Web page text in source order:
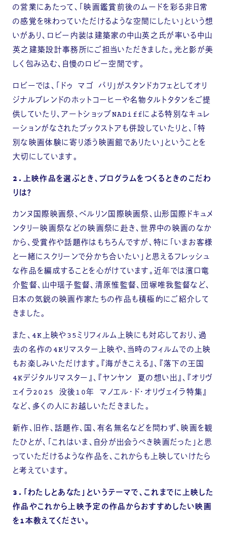
の営業にあたって、「映画鑑賞前後のムードを彩る非日常
の感覚を味わっていただけるような空間にしたい」という想
いがあり、ロビー内装は建築家の中山英之氏が率いる中山
英之建築設計事務所にご担当いただきました。光と影が美
しく包み込む、自慢のロビー空間です。
ロビーでは、「ドゥ マゴ パリ」がスタンドカフェとしてオリ
ジナルブレンドのホットコーヒーや名物タルトタタンをご提
供していたり、アートショップNADiffによる特別なキュレ
ーションがなされたブックストアも併設していたりと、「特
別な映画体験に寄り添う映画館でありたい」ということを
大切にしています。
2.上映作品を選ぶとき、プログラムをつくるときのこだわ
りは？
カンヌ国際映画祭、ベルリン国際映画祭、山形国際ドキュメ
ンタリー映画祭などの映画祭に赴き、世界中の映画のなか
から、受賞作や話題作はもちろんですが、特に「いまお客様
と一緒にスクリーンで分かち合いたい」と思えるフレッシュ
な作品を編成することを心がけています。近年では濱口竜
介監督、山中瑶子監督、清原惟監督、団塚唯我監督など、
日本の気鋭の映画作家たちの作品も積極的にご紹介して
きました。
また、4K上映や35ミリフィルム上映にも対応しており、過
去の名作の4Kリマスター上映や、当時のフィルムでの上映
もお楽しみいただけます。『海がきこえる』、『落下の王国
4Kデジタルリマスター』、『ヤンヤン 夏の想い出』、『オリヴ
ェイラ2025 没後10年 マノエル・ド・オリヴェイラ特集』
など、多くの人にお越しいただきました。
新作、旧作、話題作、国、有名無名などを問わず、映画を観
たひとが、「これはいま、自分が出会うべき映画だった」と思
っていただけるような作品を、これからも上映していけたら
と考えています。
3.「わたしとあなた」というテーマで、これまでに上映した
作品やこれから上映予定の作品からおすすめしたい映画
を1本教えてください。